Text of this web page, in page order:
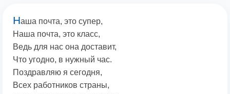
Наша почта, это супер,
Наша почта, это класс,
Ведь для нас она доставит,
Что угодно, в нужный час.
Поздравляю я сегодня,
Всех работников страны,